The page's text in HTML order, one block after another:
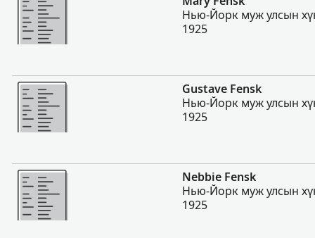
Нью-Йорк муж улсын
1925
Нэмэх
Gustave Fensk
Нью-Йорк муж улсын
1925
Нэмэх
Nebbie Fensk
Нью-Йорк муж улсын
1925